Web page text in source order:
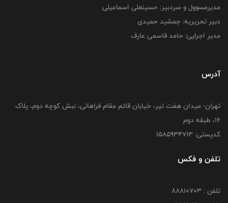
مدیرمسوول و سردبیر: حسینعلی اسماعیلی
دبیر تحریریه: جمشید حمیدی
مدیر اجرایی: حامد قاسمی عارف
آدرس
تهران- میدان هفت تیر، خیابان قائم مقام فراهانی، نبش کوچه دوم، پلاک
16، طبقه دوم
کدپستی: 1585934713
تلفن و فکس
تلفن : 88810703